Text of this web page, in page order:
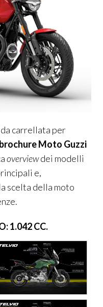
carrellata per
e,
scelta della moto
1.042 CC.